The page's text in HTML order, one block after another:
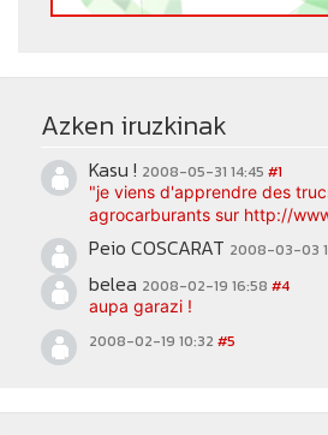
Azken iruzkinak
Kasu ! 2008-05-31 14:45 #1
"je viens d'apprendre des
agrocarburants sur http://
Peio COSCARAT 2008-03-03
belea 2008-02-19 16:58 #4
aupa garazi !
2008-02-19 10:32 #5